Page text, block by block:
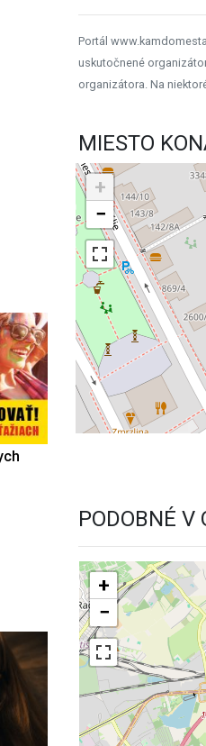
Portál
uskutočnené
organizátora. Na
MIESTO
+
−
PODOBNÉ V
+
−